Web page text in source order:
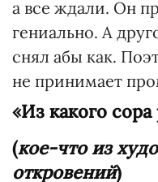
а все ждали. Он
гениально. А
снял абы как.
не принимает
«Из какого сора
(кое-что из
откровений)